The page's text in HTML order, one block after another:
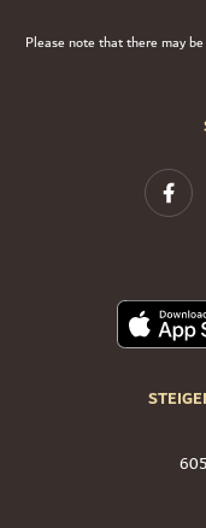
Please note that there may